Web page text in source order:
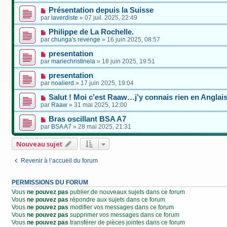
Présentation depuis la Suisse
par laverdiste » 07 juil. 2025, 22:49
Philippe de La Rochelle.
par chunga's revenge » 16 juin 2025, 08:57
presentation
par mariechristinela » 18 juin 2025, 19:51
presentation
par noalierd » 17 juin 2025, 19:04
Salut ! Moi c’est Raaw…j’y connais rien en
par Raaw » 31 mai 2025, 12:00
Bras oscillant BSA A7
par BSA A7 » 28 mai 2025, 21:31
Nouveau sujet
Revenir à l’accueil du forum
PERMISSIONS DU FORUM
Vous ne pouvez pas publier de nouveaux sujets dans ce forum
Vous ne pouvez pas répondre aux sujets dans ce forum
Vous ne pouvez pas modifier vos messages dans ce forum
Vous ne pouvez pas supprimer vos messages dans ce forum
Vous ne pouvez pas transférer de pièces jointes dans ce forum